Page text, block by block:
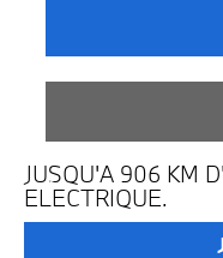
LA
FIRST
JUSQU'A 906 KM
ELECTRIQUE.